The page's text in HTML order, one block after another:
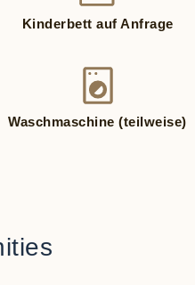
Kinderbett auf Anfrage
Waschmaschine (teilweise)